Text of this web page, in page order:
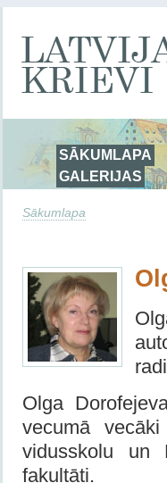
SĀKUMLAPA
GALERIJAS
Sākumlapa
Olga
vecumā
vidusskolu un
fakultāti.